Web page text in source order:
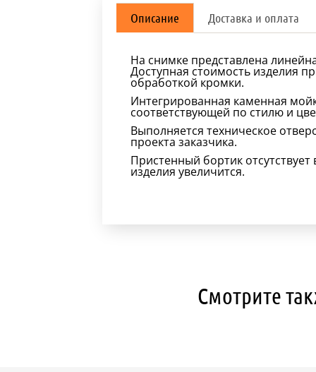
Описание Доставка и оплата
На снимке представлена
Доступная стоимость изделия
обработкой кромки.
Интегрированная каменная
соответствующей по стилю и
Выполняется техническое
проекта заказчика.
Пристенный бортик
изделия увеличится.
Смотрите